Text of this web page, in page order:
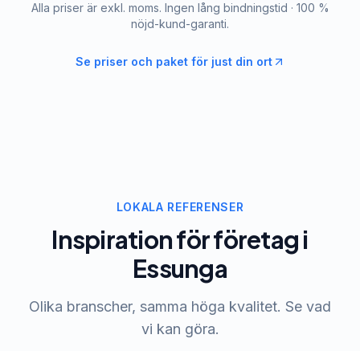
Alla priser är exkl. moms. Ingen lång bindningstid · 100 %
nöjd-kund-garanti.
Se priser och paket för just din ort
LOKALA REFERENSER
Inspiration för företag i
Essunga
Olika branscher, samma höga kvalitet. Se vad
vi kan göra.